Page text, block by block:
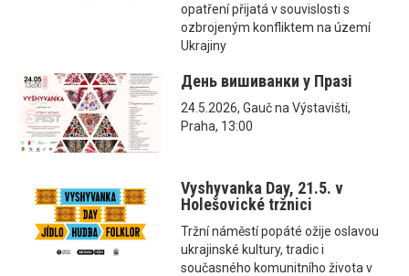
opatření přijatá v souvislosti s
ozbrojeným konfliktem na území
Ukrajiny
День вишиванки у Празі
24.5.2026, Gauč na Výstavišti,
Praha, 13:00
Vyshyvanka Day, 21.5. v
Holešovické tržnici
Tržní náměstí popáté ožije oslavou
ukrajinské kultury, tradic i
současného komunitního života v